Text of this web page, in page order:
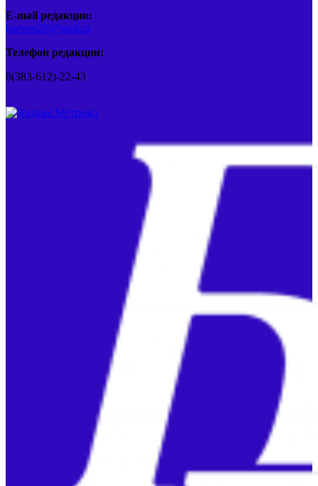
E-mail редакции:
barvest20@mail.ru
Телефон редакции:
8(383-612)-22-43